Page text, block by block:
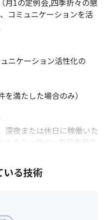
にしています。
月1の定例会,四季折々の懇
コミュニケーションを活
ニケーション活性化の
満たした場合のみ）
深夜または休日に稼働いた
よそ２ヶ月に一度程度発生
取得いただき、長時間労
りますのでご安心くださ
いる技術